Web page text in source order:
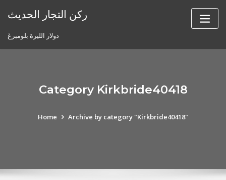
ركن التجار الحديث
دولار الليرة بلومبرغ
Category Kirkbride40418
Home Archive by category "Kirkbride40418"